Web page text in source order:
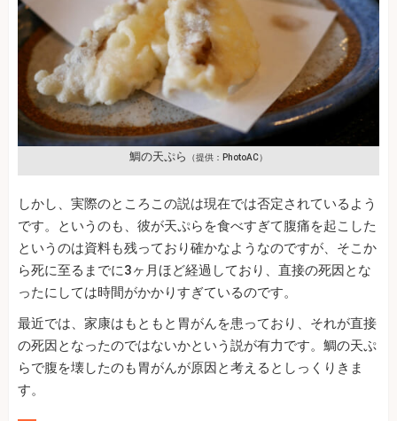
鯛の天ぷら （提供：PhotoAC）
しかし、実際のところこの説は現在では否定されているよう
です。というのも、彼が天ぷらを食べすぎて腹痛を起こした
というのは資料も残っており確かなようなのですが、そこか
ら死に至るまでに3ヶ月ほど経過しており、直接の死因とな
ったにしては時間がかかりすぎているのです。
最近では、家康はもともと胃がんを患っており、それが直接
の死因となったのではないかという説が有力です。鯛の天ぷ
らで腹を壊したのも胃がんが原因と考えるとしっくりきま
す。